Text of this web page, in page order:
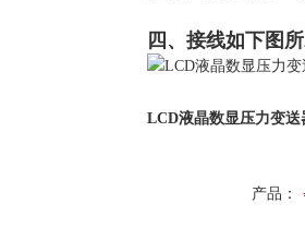
四、接线如下图
LCD液晶数显压力变送
产品：